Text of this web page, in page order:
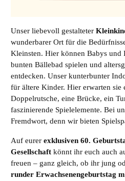
Unser liebevoll gestalteter
wunderbarer Ort für die
Kleinsten. Hier können Babys und
bunten Bällebad spielen und
entdecken. Unser kunterbunter
für ältere Kinder. Hier erwarten sie
Doppelrutsche, eine Brücke, ein
faszinierende Spielelemente. Bei
Fremdwort, denn wir bieten
Auf eurerexklusiven 60.
Gesellschaft könnt ihr euch auch
freuen – ganz gleich, ob ihr jung
runder Erwachsenengeburtstag